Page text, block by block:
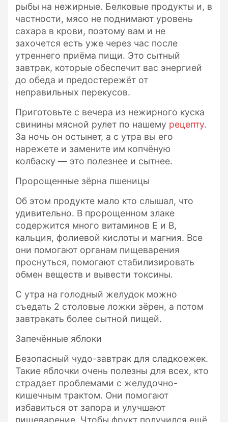
рыбы на нежирные. Белковые продукты и, в
частности, мясо не поднимают уровень
сахара в крови, поэтому вам и не
захочется есть уже через час после
утреннего приёма пищи. Это сытный
завтрак, которые обеспечит вас энергией
до обеда и предостережёт от
неправильных перекусов.
Приготовьте с вечера из нежирного куска
свинины мясной рулет по нашему рецепту.
За ночь он остынет, а с утра вы его
нарежете и замените им копчёную
колбаску — это полезнее и сытнее.
Пророщенные зёрна пшеницы
Об этом продукте мало кто слышал, что
удивительно. В пророщенном злаке
содержится много витаминов Е и В,
кальция, фолиевой кислоты и магния. Все
они помогают органам пищеварения
проснуться, помогают стабилизировать
обмен веществ и вывести токсины.
С утра на голодный желудок можно
съедать 2 столовые ложки зёрен, а потом
завтракать более сытной пищей.
Запечённые яблоки
Безопасный чудо-завтрак для сладкоежек.
Такие яблочки очень полезны для всех, кто
страдает проблемами с желудочно-
кишечным трактом. Они помогают
избавиться от запора и улучшают
пищеварение. Чтобы фрукт получился ещё